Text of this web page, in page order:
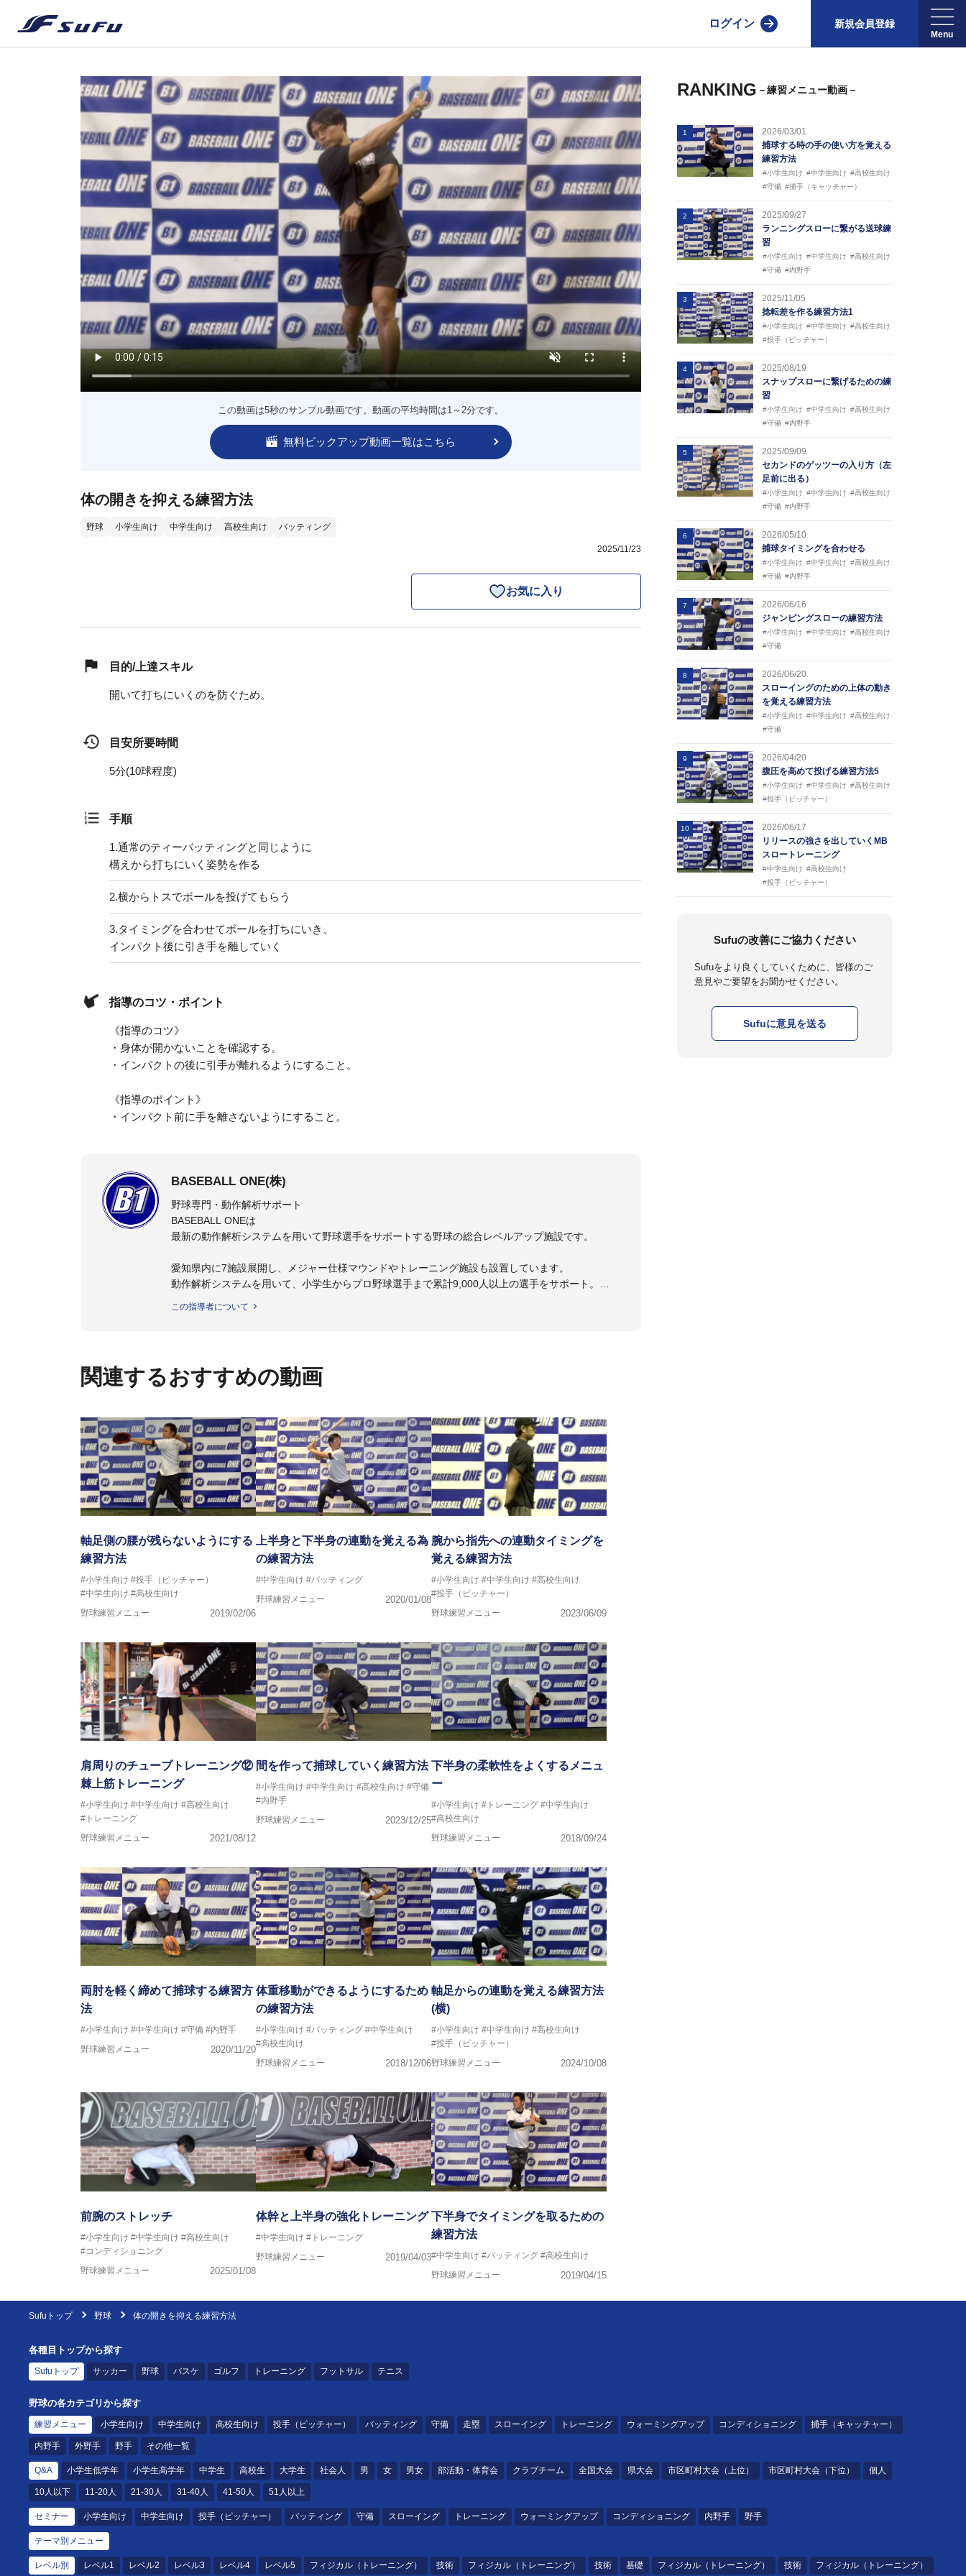
ログイン 新規会員登録
この動画は5秒のサンプル動画です。動画の平均時間は1～2分です。
無料ピックアップ動画一覧はこちら
体の開きを抑える練習方法
野球 小学生向け 中学生向け 高校生向け バッティング
2025/11/23
お気に入り
目的/上達スキル
開いて打ちにいくのを防ぐため。
目安所要時間
5分(10球程度)
手順
1.通常のティーバッティングと同じように
構えから打ちにいく姿勢を作る
2.横からトスでボールを投げてもらう
3.タイミングを合わせてボールを打ちにいき、
インパクト後に引き手を離していく
指導のコツ・ポイント
《指導のコツ》
・身体が開かないことを確認する。
・インパクトの後に引手が離れるようにすること。
《指導のポイント》
・インパクト前に手を離さないようにすること。
BASEBALL ONE(株)
野球専門・動作解析サポート
BASEBALL ONEは
最新の動作解析システムを用いて野球選手をサポートする野球の総合レベルアップ施設です。
愛知県内に7施設展開し、メジャー仕様マウンドやトレーニング施設も設置しています。
動作解析システムを用いて、小学生からプロ野球選手まで累計9,000人以上の選手をサポート。
この指導者について
関連するおすすめの動画
軸足側の腰が残らないようにする
練習方法
#小学生向け #投手（ピッチャー）
#中学生向け #高校生向け
野球練習メニュー
2019/02/06
上半身と下半身の連動を覚える為
の練習方法
#中学生向け #バッティング
野球練習メニュー
2020/01/08
腕から指先への連動タイミングを
覚える練習方法
#小学生向け #中学生向け #高校生向け
#投手（ピッチャー）
野球練習メニュー
2023/06/09
肩周りのチューブトレーニング⑫
棘上筋トレーニング
#小学生向け #中学生向け #高校生向け
#トレーニング
野球練習メニュー
2021/08/12
間を作って捕球していく練習方法
#小学生向け #中学生向け #高校生向け #守備
#内野手
野球練習メニュー
2023/12/25
下半身の柔軟性をよくするメニュ
ー
#小学生向け #トレーニング #中学生向け
#高校生向け
野球練習メニュー
2018/09/24
両肘を軽く締めて捕球する練習方
法
#小学生向け #中学生向け #守備 #内野手
野球練習メニュー
2020/11/20
体重移動ができるようにするため
の練習方法
#小学生向け #バッティング #中学生向け
#高校生向け
野球練習メニュー
2018/12/06
軸足からの連動を覚える練習方法
(横)
#小学生向け #中学生向け #高校生向け
#投手（ピッチャー）
野球練習メニュー
2024/10/08
前腕のストレッチ
#小学生向け #中学生向け #高校生向け
#コンディショニング
野球練習メニュー
2025/01/08
体幹と上半身の強化トレーニング
#中学生向け #トレーニング
野球練習メニュー
2019/04/03
下半身でタイミングを取るための
練習方法
#中学生向け #バッティング #高校生向け
野球練習メニュー
2019/04/15
RANKING －練習メニュー動画－
1
2026/03/01
捕球する時の手の使い方を覚える
練習方法
#小学生向け #中学生向け #高校生向け
#守備 #捕手（キャッチャー）
2
2025/09/27
ランニングスローに繋がる送球練
習
#小学生向け #中学生向け #高校生向け
#守備 #内野手
3
2025/11/05
捻転差を作る練習方法1
#小学生向け #中学生向け #高校生向け
#投手（ピッチャー）
4
2025/08/19
スナップスローに繋げるための練
習
#小学生向け #中学生向け #高校生向け
#守備 #内野手
5
2025/09/09
セカンドのゲッツーの入り方（左
足前に出る）
#小学生向け #中学生向け #高校生向け
#守備 #内野手
6
2026/05/10
捕球タイミングを合わせる
#小学生向け #中学生向け #高校生向け
#守備 #内野手
7
2026/06/16
ジャンピングスローの練習方法
#小学生向け #中学生向け #高校生向け
#守備
8
2026/06/20
スローイングのための上体の動き
を覚える練習方法
#小学生向け #中学生向け #高校生向け
#守備
9
2026/04/20
腹圧を高めて投げる練習方法5
#小学生向け #中学生向け #高校生向け
#投手（ピッチャー）
10
2026/06/17
リリースの強さを出していくMB
スロートレーニング
#中学生向け #高校生向け
#投手（ピッチャー）
Sufuの改善にご協力ください
Sufuをより良くしていくために、皆様のご
意見やご要望をお聞かせください。
Sufuに意見を送る
Sufuトップ 野球 体の開きを抑える練習方法
各種目トップから探す
Sufuトップ サッカー 野球 バスケ ゴルフ トレーニング フットサル テニス
野球の各カテゴリから探す
練習メニュー 小学生向け 中学生向け 高校生向け 投手（ピッチャー） バッティング 守備 走塁 スローイング トレーニング ウォーミングアップ コンディショニング 捕手（キャッチャー）
内野手 外野手 野手 その他一覧
Q&A 小学生低学年 小学生高学年 中学生 高校生 大学生 社会人 男 女 男女 部活動・体育会 クラブチーム 全国大会 県大会 市区町村大会（上位） 市区町村大会（下位） 個人
10人以下 11-20人 21-30人 31-40人 41-50人 51人以上
セミナー 小学生向け 中学生向け 投手（ピッチャー） バッティング 守備 スローイング トレーニング ウォーミングアップ コンディショニング 内野手 野手
テーマ別メニュー
レベル別 レベル1 レベル2 レベル3 レベル4 レベル5 フィジカル（トレーニング） 技術 フィジカル（トレーニング） 技術 基礎 フィジカル（トレーニング） 技術 フィジカル（トレーニング）